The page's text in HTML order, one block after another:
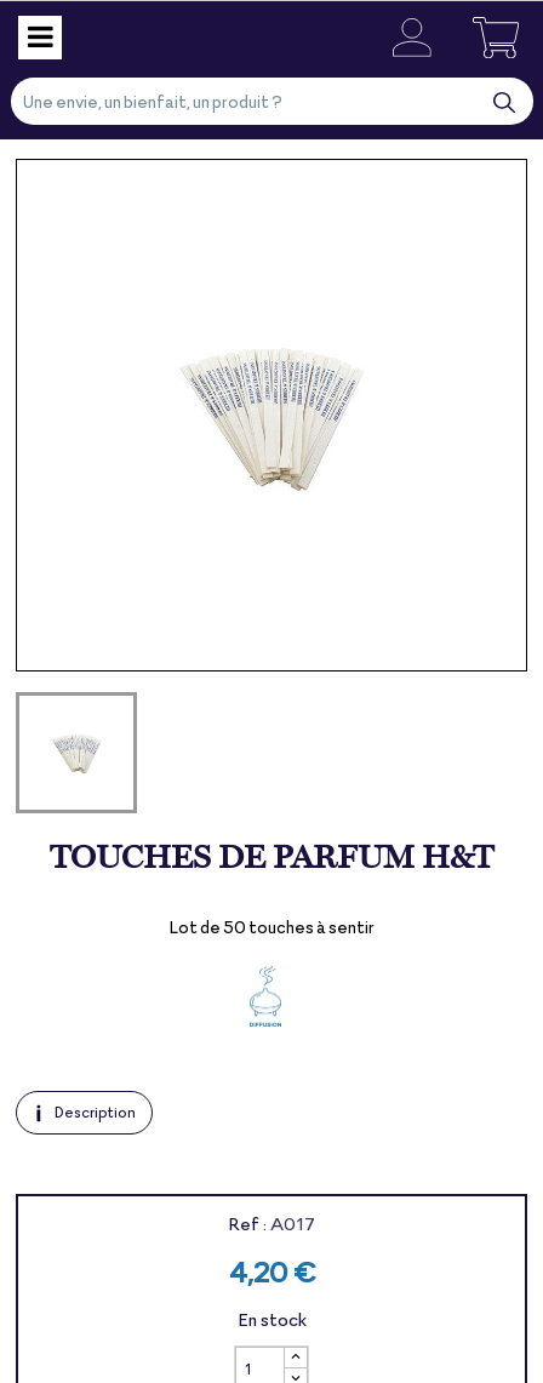
TOUCHES DE PARFUM H&T
Lot de 50 touches à sentir
Description
Ref : A017
4,20 €
En stock